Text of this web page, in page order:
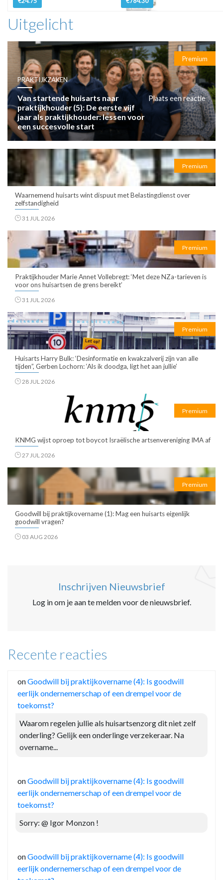
Uitgelicht
Premium
PRAKTIJKZAKEN
Van startende huisarts naar
praktijkhouder (5): De eerste vijf
jaar als praktijkhouder: lessen voor
een succesvolle start
Plaats een reactie
Premium
Waarnemend huisarts wint dispuut met Belastingdienst over
zelfstandigheid
31 JUL 2026
Premium
Praktijkhouder Marie Annet Vollebregt: ‘Met deze NZa-tarieven is
voor ons huisartsen de grens bereikt’
31 JUL 2026
Premium
Huisarts Harry Bulk: ‘Desinformatie en kwakzalverij zijn van alle
tijden”, Gerben Lochorn: ‘Als ik doodga, ligt het aan jullie’
28 JUL 2026
Premium
KNMG wijst oproep tot boycot Israëlische artsenvereniging IMA af
27 JUL 2026
Premium
Goodwill bij praktijkovername (1): Mag een huisarts eigenlijk
goodwill vragen?
03 AUG 2026
Inschrijven Nieuwsbrief
Log in om je aan te melden voor de nieuwsbrief.
Recente reacties
onGoodwill bij praktijkovername (4): Is goodwill
eerlijk ondernemerschap of een drempel voor de
toekomst?
Waarom regelen jullie als huisartsenzorg dit niet zelf
onderling? Gelijk een onderlinge verzekeraar. Na
overname...
onGoodwill bij praktijkovername (4): Is goodwill
eerlijk ondernemerschap of een drempel voor de
toekomst?
Sorry: @ Igor Monzon !
onGoodwill bij praktijkovername (4): Is goodwill
eerlijk ondernemerschap of een drempel voor de